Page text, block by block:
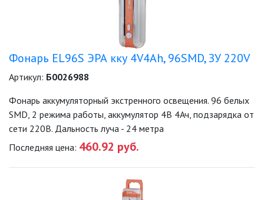
СЕРИЯ ПРАКТИК
ВЕЛОСИПЕДНЫЕ ФОНАРИ
Фонарь EL96S ЭРА кку 4V4Ah, 96SMD, ЗУ 220V
Артикул: Б0026988
Фонарь аккумуляторный экстренного освещения. 96 белых
SMD, 2 режима работы, аккумулятор 4В 4Ач, подзарядка от
сети 220В. Дальность луча - 24 метра
Последняя цена: 460.92 руб.